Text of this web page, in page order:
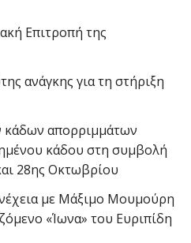
Επιτροπή της
ανάγκης για τη στήριξη
κάδων απορριμμάτων
κάδου στη συμβολή
28ης Οκτωβρίου
με Μάξιμο Μουμούρη
«Ίωνα» του Ευριπίδη